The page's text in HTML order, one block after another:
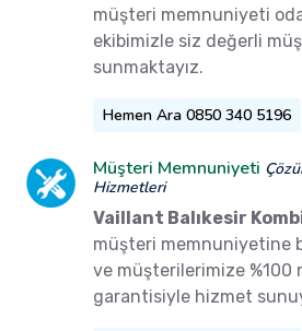
müşteri memnuniyeti
ekibimizle siz değerli
sunmaktayız.
Hemen Ara 0850 340 5196
Müşteri Memnuniyeti
Hizmetleri
Vaillant Balıkesir
müşteri memnuniyetine
ve müşterilerimize %100
garantisiyle hizmet